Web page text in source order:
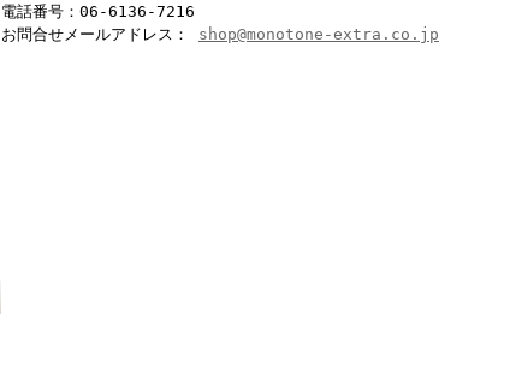
電話番号：06-6136-7216
お問合せメールアドレス： shop@monotone-extra.co.jp